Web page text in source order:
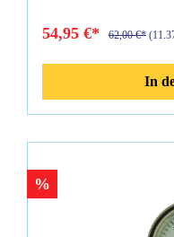
54,95 €* 62,00 €*
In
%